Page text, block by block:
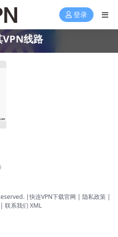
登录
VPN线路
|快连VPN下载官网 | 隐私政策 |
联系我们 XML